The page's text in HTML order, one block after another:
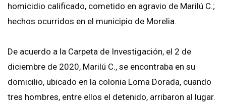
homicidio calificado, cometido en agravio de Marilú C.;
hechos ocurridos en el municipio de Morelia.
De acuerdo a la Carpeta de Investigación, el 2 de
diciembre de 2020, Marilú C., se encontraba en su
domicilio, ubicado en la colonia Loma Dorada, cuando
tres hombres, entre ellos el detenido, arribaron al lugar.